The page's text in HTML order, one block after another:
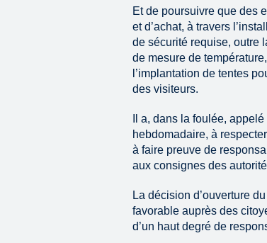
Et de poursuivre que des
et d’achat, à travers
de sécurité requise, outre
de mesure de
l’implantation de tentes
des visiteurs.
Il a, dans la foulée,
hebdomadaire, à
à faire preuve de
aux consignes des
La décision d’ouverture
favorable auprès des
d’un haut degré de